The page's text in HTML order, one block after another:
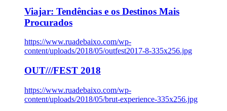
Viajar: Tendências e os Destinos Mais
Procurados
https://www.ruadebaixo.com/wp-
content/uploads/2018/05/outfest2017-8-335x256.jpg
OUT///FEST 2018
https://www.ruadebaixo.com/wp-
content/uploads/2018/05/brut-experience-335x256.jpg